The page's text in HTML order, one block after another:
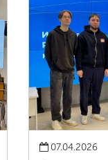
07.04.2026